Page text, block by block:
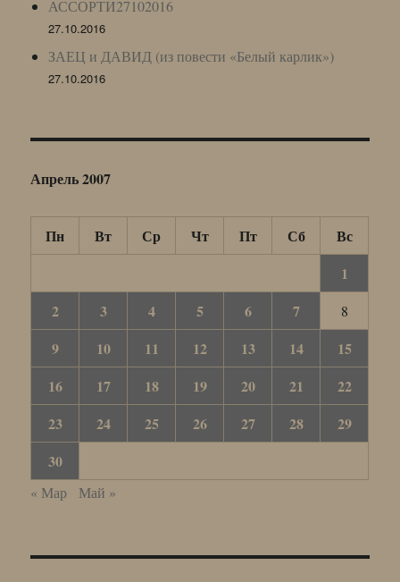
АССОРТИ27102016
27.10.2016
ЗАЕЦ и ДАВИД (из повести «Белый карлик»)
27.10.2016
Апрель 2007
Пн Вт Ср Чт Пт Сб
Вс
1
2
3 4 5 6 7 8
9 10 11 12 13 14
15
16
17 18 19 20 21
22
23
24 25 26 27 28
29
30
« Мар Май »